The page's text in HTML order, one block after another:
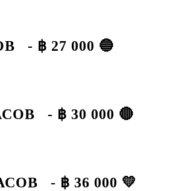
- ฿ 27 000 🔵
- ฿ 30 000 🔴
- ฿ 36 000 💛